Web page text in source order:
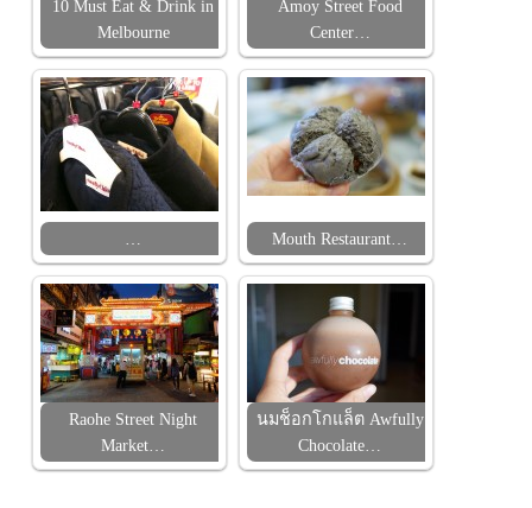
10 Must Eat & Drink in
Melbourne
Amoy Street Food
Center…
… Mouth Restaurant…
Raohe Street Night
Market…
นมช็อกโกแล็ต Awfully
Chocolate…